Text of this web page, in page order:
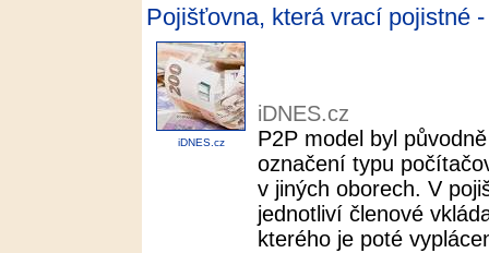
Pojišťovna, která vrací pojistné
iDNES.cz
iDNES.cz
P2P model byl
označení typu
v jiných oborech. V
jednotliví členové
kterého je poté